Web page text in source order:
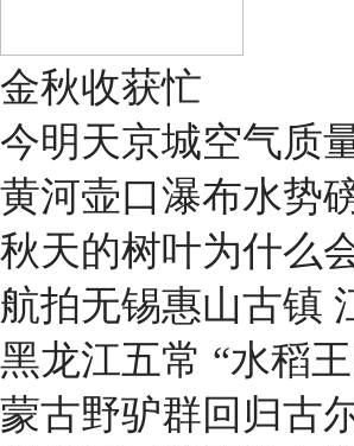
金秋收获忙
今明天京城空气质
黄河壶口瀑布水势
秋天的树叶为什么
航拍无锡惠山古镇
黑龙江五常 “水稻
蒙古野驴群回归古